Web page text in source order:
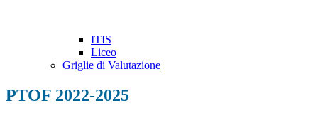
ITIS
Liceo
Griglie di Valutazione
PTOF 2022-2025